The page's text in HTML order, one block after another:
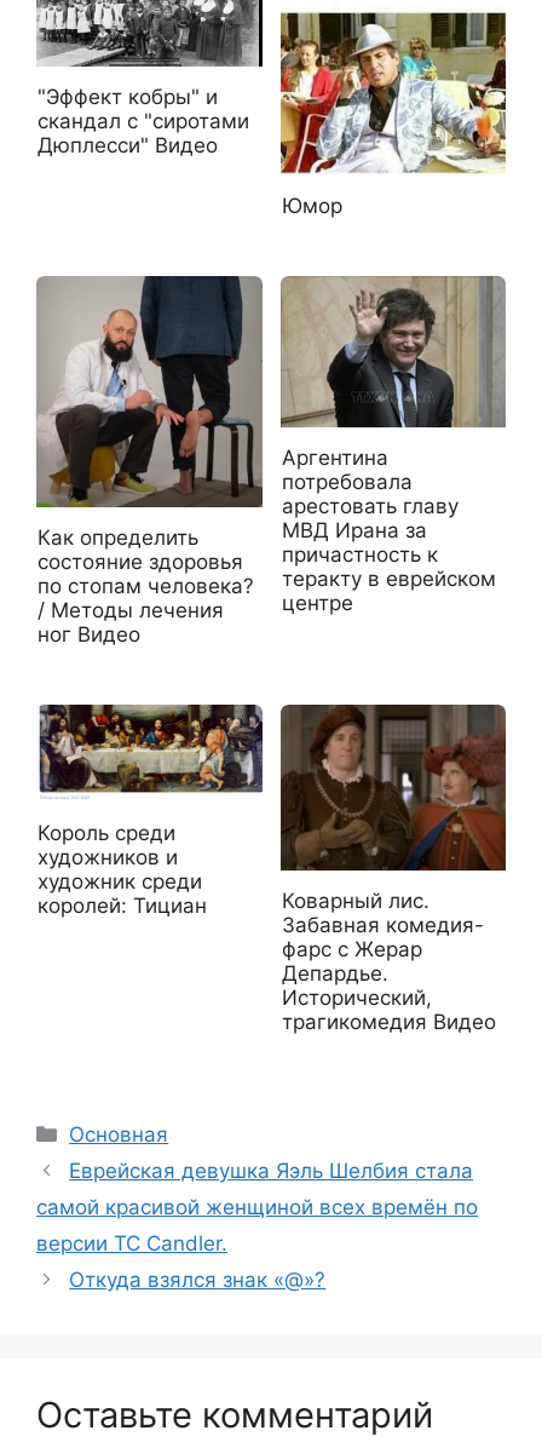
"Эффект кобры" и
скандал с "сиротами
Дюплесси" Видео
Юмор
Как определить
состояние здоровья
по стопам человека?
/ Методы лечения
ног Видео
Аргентина
потребовала
арестовать главу
МВД Ирана за
причастность к
теракту в еврейском
центре
Король среди
художников и
художник среди
королей: Тициан
Коварный лис.
Забавная комедия-
фарс с Жерар
Депардье.
Исторический,
трагикомедия Видео
Рубрики
Основная
Еврейская девушка Яэль Шелбия стала
самой красивой женщиной всех времён по
версии TC Candler.
Откуда взялся знак «@»?
Оставьте комментарий